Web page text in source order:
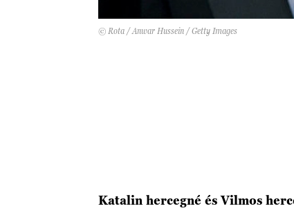
© Rota / Anwar Hussein / Getty Images
Katalin hercegné és Vilmos